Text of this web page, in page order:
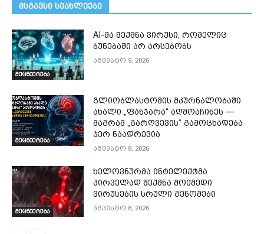
მსგავსი სიახლეები
მეცნიერება
AI-მა შექმნა ვირუსი, რომელიც
ბუნებაში არ არსებობს
აგვისტო 9, 2026
მეცნიერება
გლიობლასტომის მკურნალობაში
ახალი „ფანჯარა“ აღმოაჩინეს —
მაგრამ „გარღვევის“ გამოცხადება
ჯერ ნაადრევია
აგვისტო 8, 2026
მეცნიერება
ხელოვნურმა ინტელექტმა
პირველად შექმნა მოქმედი
ვირუსების სრული გენომები
აგვისტო 8, 2026